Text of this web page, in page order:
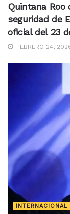
Quintana Roo
seguridad de
oficial del 23
FEBRERO 24,
INTERNACIONAL